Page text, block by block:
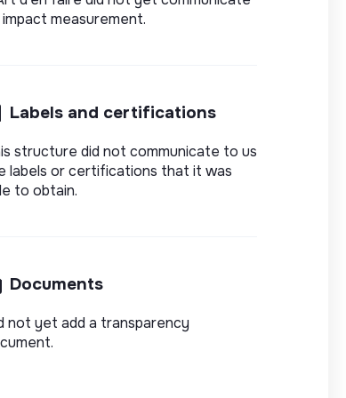
measurement.
Labels and certifications
structure did not communicate to us
labels or certifications that it was
to obtain.
Documents
not yet add a transparency